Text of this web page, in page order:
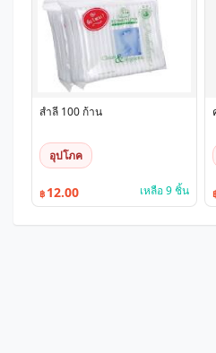
สำลี 100 ก้าน
อุปโภค
฿ 12.00 เหลือ 9 ชิ้น